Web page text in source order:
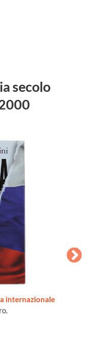
secolo
internazionale